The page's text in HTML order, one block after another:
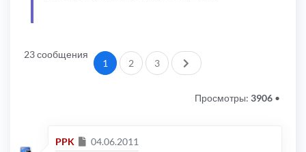
23 сообщения
1 2 3 След.
Просмотры: 3906 •
PPK Сообщение
04.06.2011